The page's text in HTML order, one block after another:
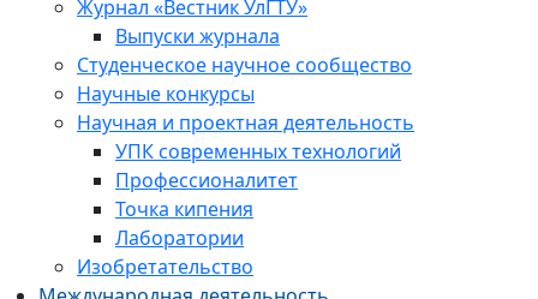
Журнал «Вестник УлГТУ»
Выпуски журнала
Студенческое научное сообщество
Научные конкурсы
Научная и проектная деятельность
УПК современных технологий
Профессионалитет
Точка кипения
Лаборатории
Изобретательство